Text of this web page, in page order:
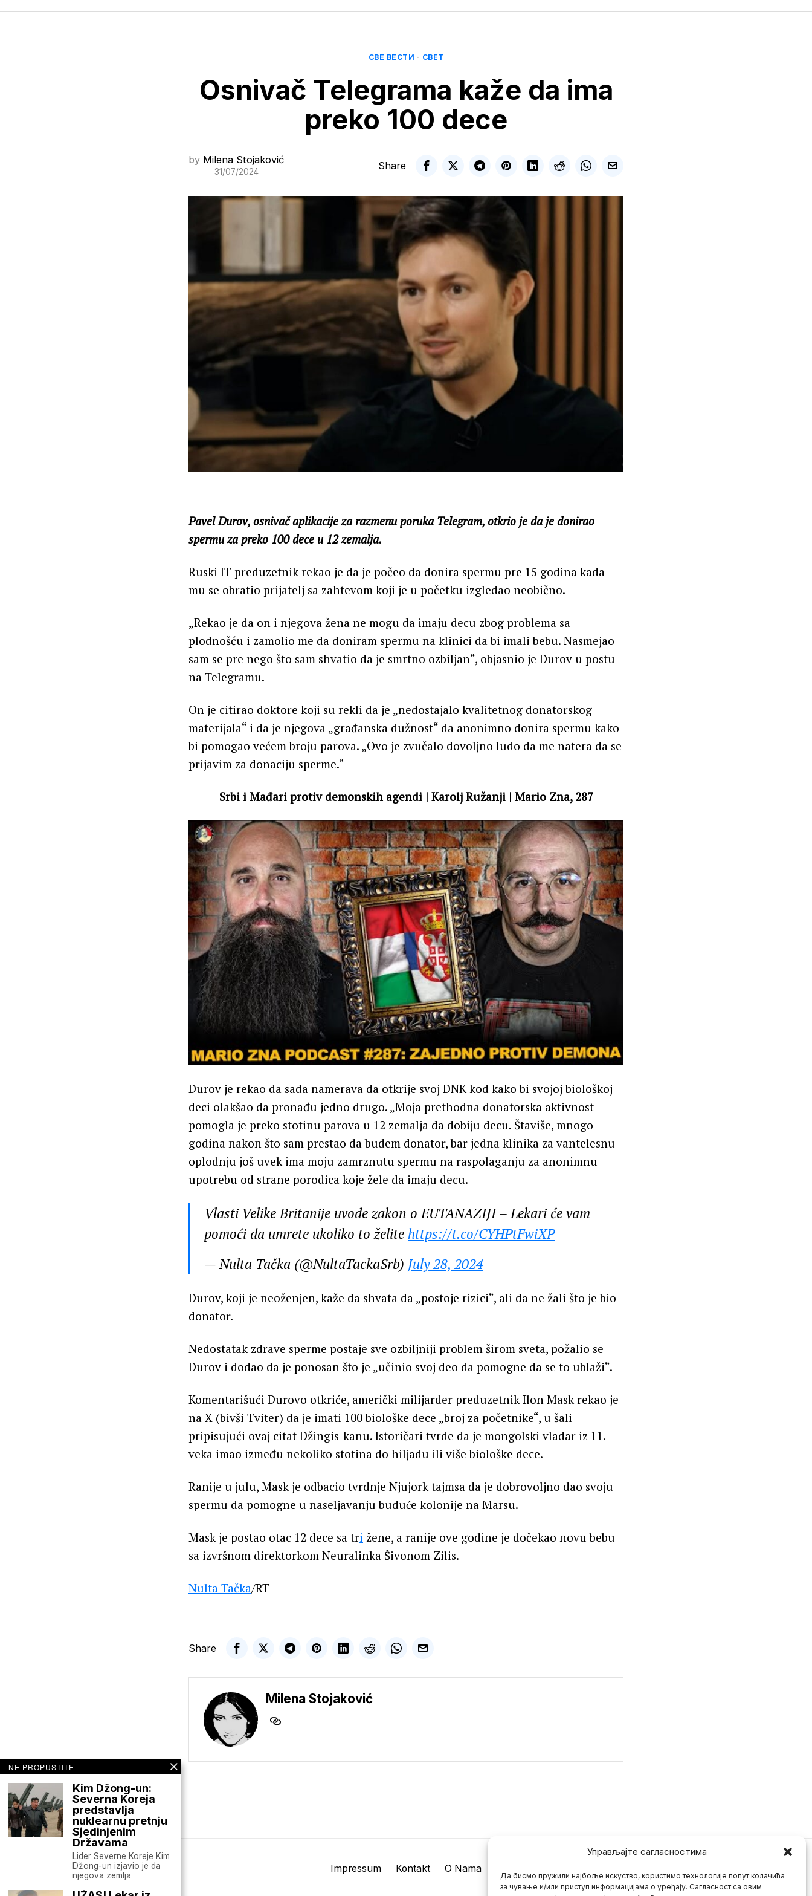
Управљајте сагласностима
Да бисмо пружили најбоље искуство, користимо технологије попут колачића
за чување и/или приступ информацијама о уређају. Сагласност са овим
СВЕ ВЕСТИ · СВЕТ
Osnivač Telegrama kaže da ima
preko 100 dece
by Milena Stojaković
31/07/2024
Share
Pavel Durov, osnivač aplikacije za razmenu poruka Telegram, otkrio je da je donirao
spermu za preko 100 dece u 12 zemalja.
Ruski IT preduzetnik rekao je da je počeo da donira spermu pre 15 godina kada
mu se obratio prijatelj sa zahtevom koji je u početku izgledao neobično.
„Rekao je da on i njegova žena ne mogu da imaju decu zbog problema sa
plodnošću i zamolio me da doniram spermu na klinici da bi imali bebu. Nasmejao
sam se pre nego što sam shvatio da je smrtno ozbiljan“, objasnio je Durov u postu
na Telegramu.
On je citirao doktore koji su rekli da je „nedostajalo kvalitetnog donatorskog
materijala“ i da je njegova „građanska dužnost“ da anonimno donira spermu kako
bi pomogao većem broju parova. „Ovo je zvučalo dovoljno ludo da me natera da se
prijavim za donaciju sperme.“
Srbi i Mađari protiv demonskih agendi | Karolj Ružanji | Mario Zna, 287
Durov je rekao da sada namerava da otkrije svoj DNK kod kako bi svojoj biološkoj
deci olakšao da pronađu jedno drugo. „Moja prethodna donatorska aktivnost
pomogla je preko stotinu parova u 12 zemalja da dobiju decu. Štaviše, mnogo
godina nakon što sam prestao da budem donator, bar jedna klinika za vantelesnu
oplodnju još uvek ima moju zamrznutu spermu na raspolaganju za anonimnu
upotrebu od strane porodica koje žele da imaju decu.
Vlasti Velike Britanije uvode zakon o EUTANAZIJI – Lekari će vam
pomoći da umrete ukoliko to želitehttps://t.co/CYHPtFwiXP
— Nulta Tačka (@NultaTackaSrb) July 28, 2024
Durov, koji je neoženjen, kaže da shvata da „postoje rizici“, ali da ne žali što je bio
donator.
Nedostatak zdrave sperme postaje sve ozbiljniji problem širom sveta, požalio se
Durov i dodao da je ponosan što je „učinio svoj deo da pomogne da se to ublaži“.
Komentarišući Durovo otkriće, američki milijarder preduzetnik Ilon Mask rekao je
na X (bivši Tviter) da je imati 100 biološke dece „broj za početnike“, u šali
pripisujući ovaj citat Džingis-kanu. Istoričari tvrde da je mongolski vladar iz 11.
veka imao između nekoliko stotina do hiljadu ili više biološke dece.
Ranije u julu, Mask je odbacio tvrdnje Njujork tajmsa da je dobrovoljno dao svoju
spermu da pomogne u naseljavanju buduće kolonije na Marsu.
Mask je postao otac 12 dece sa tri žene, a ranije ove godine je dočekao novu bebu
sa izvršnom direktorkom Neuralinka Šivonom Zilis.
Nulta Tačka/RT
Share
Milena Stojaković
Mario zna Youtube Impressum Kontakt O Nama
NE PROPUSTITE
Kim Džong-un:
Severna Koreja
predstavlja
nuklearnu pretnju
Sjedinjenim
Državama
Lider Severne Koreje Kim
Džong-un izjavio je da
njegova zemlja